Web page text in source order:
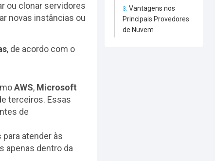
ou clonar servidores
novas instâncias ou
, de acordo com o
AWS, Microsoft
terceiros. Essas
de
atender às
apenas dentro da
Vantagens nos
Principais Provedores
de Nuvem